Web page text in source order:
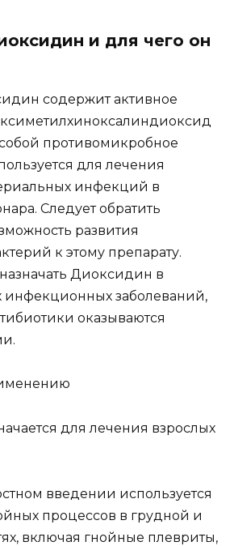
и для чего он
содержит активное
противомикробное
для лечения
инфекций в
Следует обратить
развития
к этому препарату.
Диоксидин в
инфекционных заболеваний,
оказываются
для лечения взрослых
введении используется
процессов в грудной и
включая гнойные плевриты,